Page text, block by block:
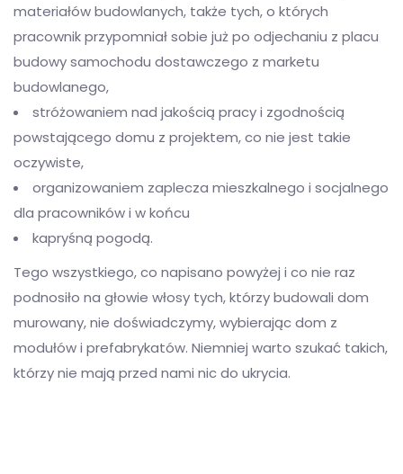
materiałów budowlanych, także tych, o których
pracownik przypomniał sobie już po odjechaniu z placu
budowy samochodu dostawczego z marketu
budowlanego,
stróżowaniem nad jakością pracy i zgodnością
powstającego domu z projektem, co nie jest takie
oczywiste,
organizowaniem zaplecza mieszkalnego i socjalnego
dla pracowników i w końcu
kapryśną pogodą.
Tego wszystkiego, co napisano powyżej i co nie raz
podnosiło na głowie włosy tych, którzy budowali dom
murowany, nie doświadczymy, wybierając dom z
modułów i prefabrykatów. Niemniej warto szukać takich,
którzy nie mają przed nami nic do ukrycia.